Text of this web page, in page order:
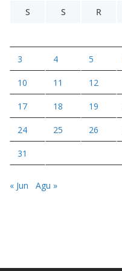
S
S R
3 4 5
10 11 12
17 18 19
24 25 26
31
« Jun Agu »